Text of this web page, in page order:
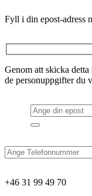
Fyll i din epost-adress
Genom att skicka
de personuppgifter du
+46 31 99 49 70